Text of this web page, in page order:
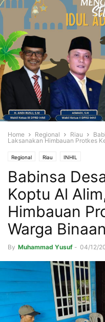
Home Regional Riau
Laksanakan Himbauan Protkes
Regional Riau INHIL
Babinsa
Koptu Al
Himbauan
Warga Binaan
By Muhammad Yusuf - 04/12/